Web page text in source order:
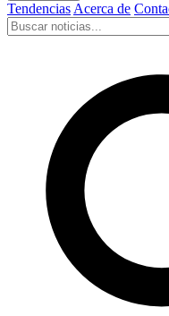
Tendencias Acerca de